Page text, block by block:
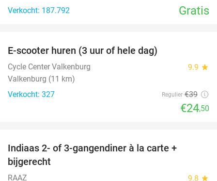
Verkocht: 187.792
Gratis
E-scooter huren (3 uur of hele dag)
Cycle Center Valkenburg 9.9 star
Valkenburg (11 km)
Verkocht: 327
Regulier €39
€24,50
Indiaas 2- of 3-gangendiner à la carte +
bijgerecht
RAAZ 9.8 star